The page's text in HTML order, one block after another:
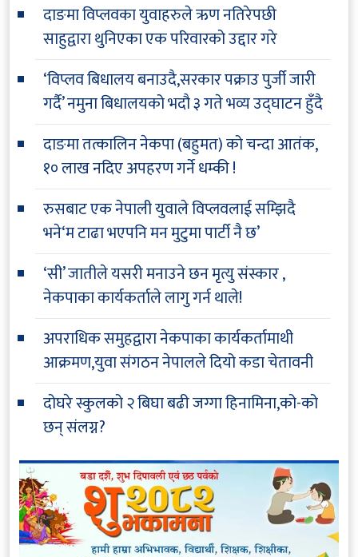
दाङमा विप्लवका युवाहरुले ऋण नतिरेपछी
साहुद्वारा थुनिएका एक परिवारको उद्दार गरे
‘विप्लव बिधालय बनाउदै,सरकार पक्राउ पुर्जी जारी
गर्दै’ नमुना बिधालयको भदौ ३ गते भव्य उद्घाटन हुँदै
दाङमा तत्कालिन नेकपा (बहुमत) को चन्दा आतंक,
१० लाख नदिए अपहरण गर्ने धम्की !
रुसबाट एक नेपाली युवाले विप्लवलाई सम्झिदै
भने‘म टाढा भएपनि मन मुटुमा पार्टी नै छ’
‘सी’ जातीले यसरी मनाउने छन मृत्यु संस्कार ,
नेकपाका कार्यकर्ताले लागु गर्न थाले!
अपराधिक समुहद्वारा नेकपाका कार्यकर्तामाथी
आक्रमण,युवा संगठन नेपालले दियो कडा चेतावनी
दोघरे स्कुलको २ बिघा बढी जग्गा हिनामिना,को-को
छन् संलग्न?